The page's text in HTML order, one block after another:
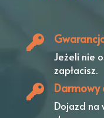
Jeżeli nie
zapłacisz.
Darmowy
Dojazd na